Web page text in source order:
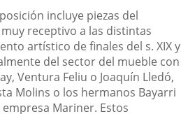
incluye piezas del
receptivo a las distintas
artístico de finales del s. XIX y
del sector del mueble con
Ventura Feliu o Joaquín Lledó,
Molins o los hermanos Bayarri
Mariner. Estos